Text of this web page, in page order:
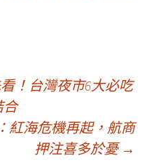
！台灣夜市6大必吃
合
紅海危機再起，航商
押注喜多於憂 →